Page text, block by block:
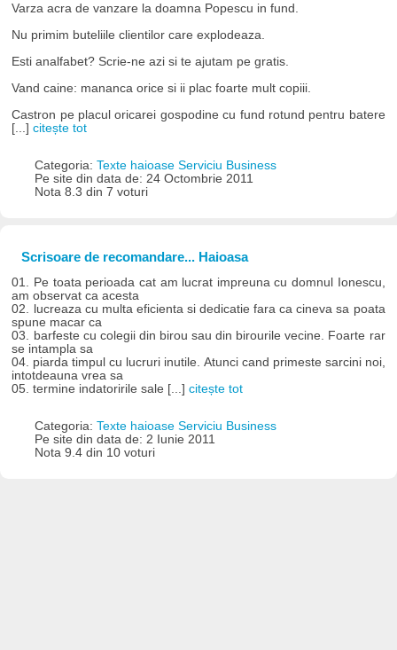
Varza acra de vanzare la doamna Popescu in fund.
Nu primim buteliile clientilor care explodeaza.
Esti analfabet? Scrie-ne azi si te ajutam pe gratis.
Vand caine: mananca orice si ii plac foarte mult copiii.
Castron pe placul oricarei gospodine cu fund rotund pentru batere
[...]citește tot
Categoria: Texte haioase Serviciu Business
Pe site din data de: 24 Octombrie 2011
Nota 8.3 din 7 voturi
Scrisoare de recomandare... Haioasa
01. Pe toata perioada cat am lucrat impreuna cu domnul Ionescu,
am observat ca acesta
02. lucreaza cu multa eficienta si dedicatie fara ca cineva sa poata
spune macar ca
03. barfeste cu colegii din birou sau din birourile vecine. Foarte rar
se intampla sa
04. piarda timpul cu lucruri inutile. Atunci cand primeste sarcini noi,
intotdeauna vrea sa
05. termine indatoririle sale [...]citește tot
Categoria: Texte haioase Serviciu Business
Pe site din data de: 2 Iunie 2011
Nota 9.4 din 10 voturi